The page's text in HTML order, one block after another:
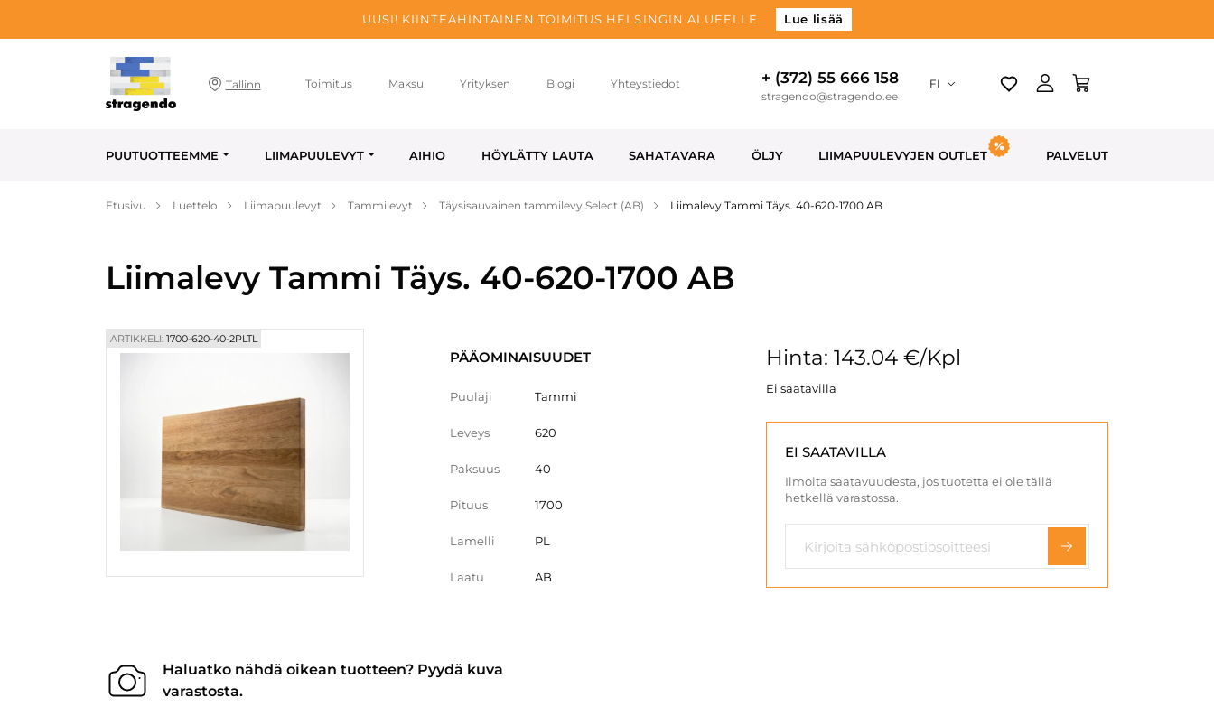
UUSI! KIINTEÄHINTAINEN TOIMITUS HELSINGIN ALUEELLE Lue lisää
Tallinn Toimitus Maksu Yrityksen Blogi Yhteystiedot + (372) 55 666 158
stragendo@stragendo.ee
FI
PUUTUOTTEEMME LIIMAPUULEVYT AIHIO HÖYLÄTTY LAUTA SAHATAVARA ÖLJY LIIMAPUULEVYJEN OUTLET PALVELUT
Etusivu Luettelo Liimapuulevyt Tammilevyt Täysisauvainen tammilevy Select (AB) Liimalevy Tammi Täys. 40-620-1700 AB
Liimalevy Tammi Täys. 40-620-1700 AB
ARTIKKELI: 1700-620-40-2PLTL
PÄÄOMINAISUUDET
Puulaji Tammi
Leveys 620
Paksuus 40
Pituus 1700
Lamelli PL
Laatu AB
Hinta: 143.04 €/Kpl
Ei saatavilla
EI SAATAVILLA
Ilmoita saatavuudesta, jos tuotetta ei ole tällä
hetkellä varastossa.
Haluatko nähdä oikean tuotteen? Pyydä kuva
varastosta.